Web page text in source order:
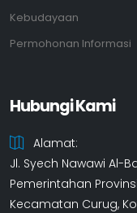
Kebudayaan
Permohonan Informasi
Hubungi Kami
Alamat:
Jl. Syech Nawawi Al-
Pemerintahan
Kecamatan Curug,